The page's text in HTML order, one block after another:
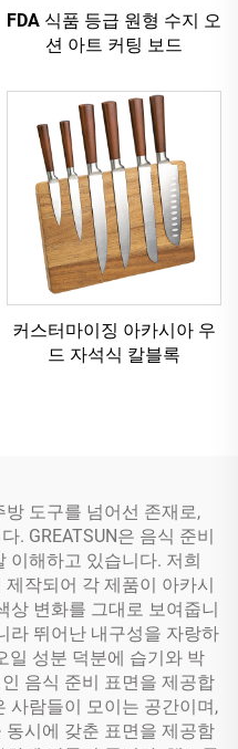
FDA 식품 등급 원형 수지 오
션 아트 커팅 보드
커스터마이징 아카시아 우
드 자석식 칼블록
도구를 넘어선 존재로,
. GREATSUN은 음식 준비
이해하고 있습니다. 저희
작되어 각 제품이 아카시
상 변화를 그대로 보여줍니
라 뛰어난 내구성을 자랑하
일 성분 덕분에 습기와 박
음식 준비 표면을 제공합
사람들이 모이는 공간이며,
시에 갖춘 표면을 제공함